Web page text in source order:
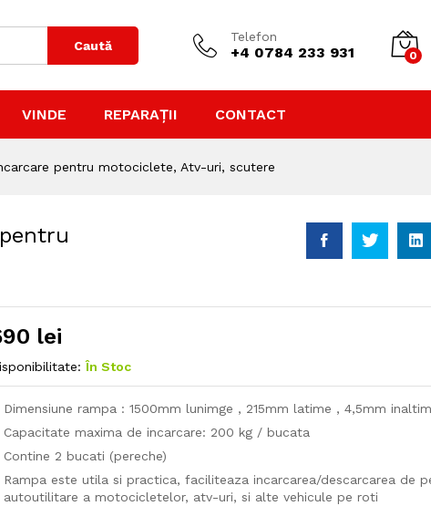
Caută
Telefon
+4 0784 233 931 0
VINDE REPARAȚII CONTACT
pentru motociclete, Atv-uri, scutere
lei
În Stoc
Dimensiune rampa : 1500mm lunimge , 215mm latime , 4,5mm
Capacitate maxima de incarcare: 200 kg / bucata
Contine 2 bucati (pereche)
Rampa este utila si practica, faciliteaza incarcarea/descarcarea de
autoutilitare a motocicletelor, atv-uri, si alte vehicule pe roti